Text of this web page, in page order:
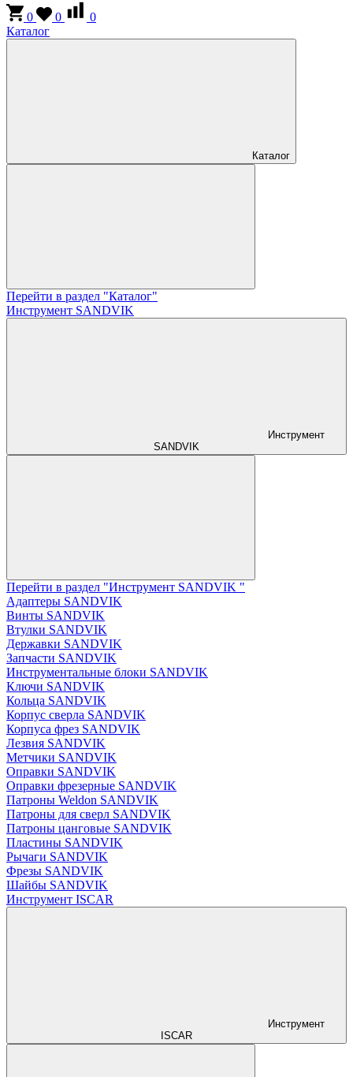
0
0
0
Каталог
Каталог
Перейти в раздел "Каталог"
Инструмент SANDVIK
Инструмент
SANDVIK
Перейти в раздел "Инструмент SANDVIK "
Адаптеры SANDVIK
Винты SANDVIK
Втулки SANDVIK
Державки SANDVIK
Запчасти SANDVIK
Инструментальные блоки SANDVIK
Ключи SANDVIK
Кольца SANDVIK
Корпус сверла SANDVIK
Корпуса фрез SANDVIK
Лезвия SANDVIK
Метчики SANDVIK
Оправки SANDVIK
Оправки фрезерные SANDVIK
Патроны Weldon SANDVIK
Патроны для сверл SANDVIK
Патроны цанговые SANDVIK
Пластины SANDVIK
Рычаги SANDVIK
Фрезы SANDVIK
Шайбы SANDVIK
Инструмент ISCAR
Инструмент
ISCAR